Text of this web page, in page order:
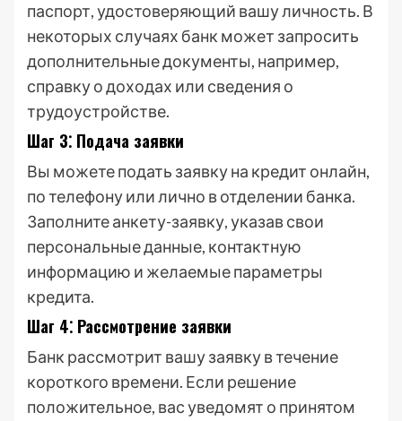
паспорт, удостоверяющий вашу личность. В
некоторых случаях банк может запросить
дополнительные документы, например,
справку о доходах или сведения о
трудоустройстве.
Шаг 3⁚ Подача заявки
Вы можете подать заявку на кредит онлайн,
по телефону или лично в отделении банка.
Заполните анкету-заявку, указав свои
персональные данные, контактную
информацию и желаемые параметры
кредита.
Шаг 4⁚ Рассмотрение заявки
Банк рассмотрит вашу заявку в течение
короткого времени. Если решение
положительное, вас уведомят о принятом